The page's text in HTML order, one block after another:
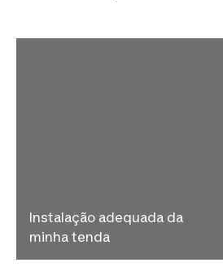
Instalação adequada da
minha tenda